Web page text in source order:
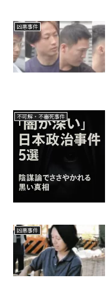
凶悪事件
不可解・不審死事件
凶悪事件